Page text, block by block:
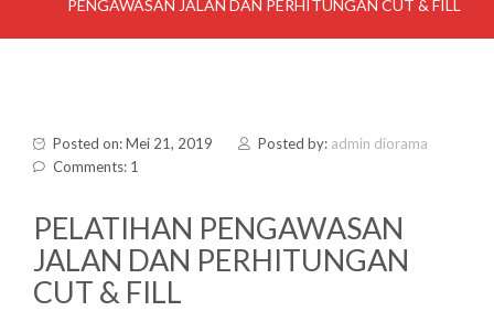
PENGAWASAN JALAN DAN PERHITUNGAN CUT & FILL
Posted on: Mei 21, 2019 Posted by: admin diorama
Comments: 1
PELATIHAN PENGAWASAN
JALAN DAN PERHITUNGAN
CUT & FILL